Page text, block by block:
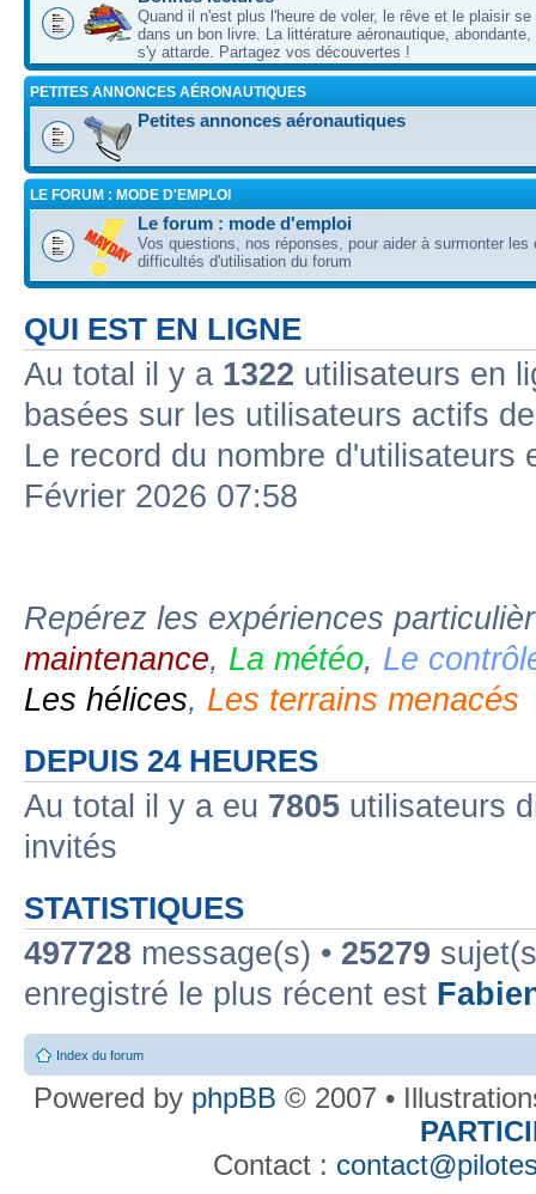
Quand il n'est plus l'heure de voler, le rêve et le plaisir se
dans un bon livre. La littérature aéronautique, abondante,
s'y attarde. Partagez vos découvertes !
PETITES ANNONCES AÉRONAUTIQUES
Petites annonces aéronautiques
LE FORUM : MODE D'EMPLOI
Le forum : mode d'emploi
Vos questions, nos réponses, pour aider à surmonter les
difficultés d'utilisation du forum
QUI EST EN LIGNE
Au total il y a 1322 utilisateurs en
basées sur les utilisateurs actifs
Le record du nombre d'utilisateurs
Février 2026 07:58
Repérez les expériences
maintenance, La météo, Le
Les hélices, Les terrains menacés
DEPUIS 24 HEURES
Au total il y a eu 7805 utilisateurs
invités
STATISTIQUES
497728 message(s) • 25279
enregistré le plus récent est
Index du forum
Powered by phpBB © 2007 •
Contact :